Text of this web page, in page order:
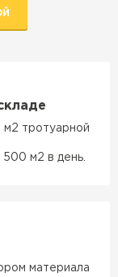
м2 тротуарной
500 м2 в день.
материала